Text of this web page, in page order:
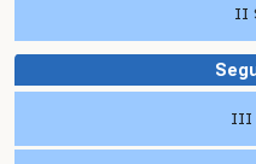
II
III